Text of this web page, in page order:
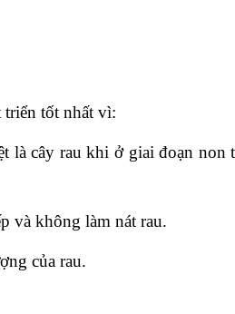
triển tốt nhất vì:
là cây rau khi ở giai đoạn
và không làm nát rau.
của rau.